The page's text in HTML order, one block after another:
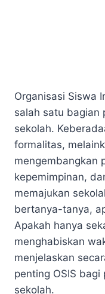
Organisasi Siswa
salah satu bagian
sekolah.
formalitas,
mengembangkan
kepemimpinan,
memajukan
bertanya-tanya,
Apakah hanya
menghabiskan
menjelaskan
penting OSIS
sekolah.